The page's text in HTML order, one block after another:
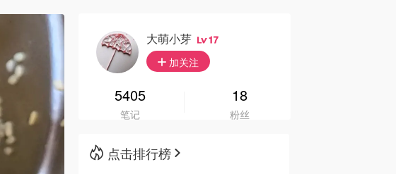
🇮🇹
🇦🇺
大萌小芽 17
加关注
5405
笔记
18
粉丝
点击排行榜